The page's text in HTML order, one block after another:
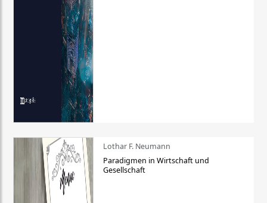
Lothar F. Neumann
Paradigmen in Wirtschaft und
Gesellschaft